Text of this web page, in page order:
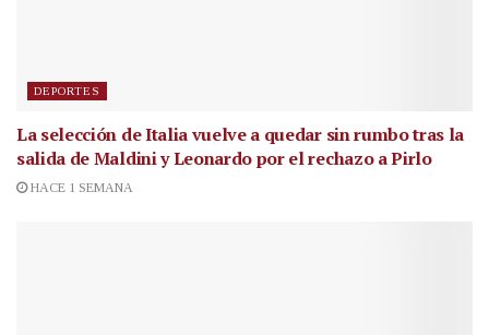
DEPORTES
La selección de Italia vuelve a quedar sin rumbo tras la
salida de Maldini y Leonardo por el rechazo a Pirlo
HACE 1 SEMANA